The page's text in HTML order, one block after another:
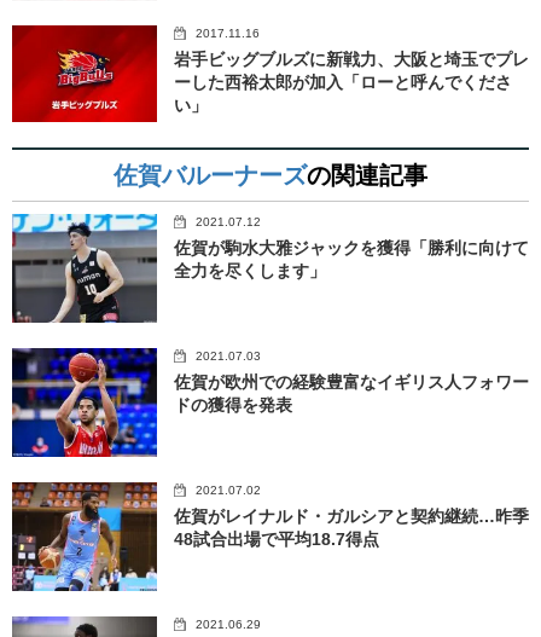
2017.11.16
岩手ビッグブルズに新戦力、大阪と埼玉でプレ
ーした西裕太郎が加入「ローと呼んでくださ
い」
佐賀バルーナーズの関連記事
2021.07.12
佐賀が駒水大雅ジャックを獲得「勝利に向けて
全力を尽くします」
2021.07.03
佐賀が欧州での経験豊富なイギリス人フォワー
ドの獲得を発表
2021.07.02
佐賀がレイナルド・ガルシアと契約継続…昨季
48試合出場で平均18.7得点
2021.06.29